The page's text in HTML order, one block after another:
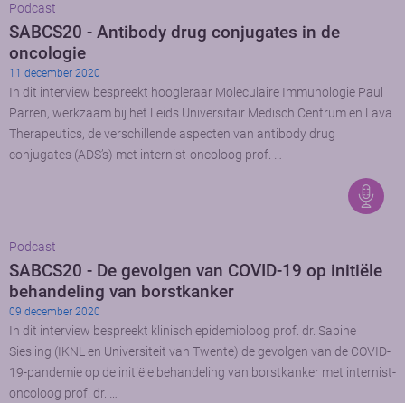
Podcast
SABCS20 - Antibody drug conjugates in de
oncologie
11 december 2020
In dit interview bespreekt hoogleraar Moleculaire Immunologie Paul
Parren, werkzaam bij het Leids Universitair Medisch Centrum en Lava
Therapeutics, de verschillende aspecten van antibody drug
conjugates (ADS’s) met internist-oncoloog prof. …
Podcast
SABCS20 - De gevolgen van COVID-19 op initiële
behandeling van borstkanker
09 december 2020
In dit interview bespreekt klinisch epidemioloog prof. dr. Sabine
Siesling (IKNL en Universiteit van Twente) de gevolgen van de COVID-
19-pandemie op de initiële behandeling van borstkanker met internist-
oncoloog prof. dr. …